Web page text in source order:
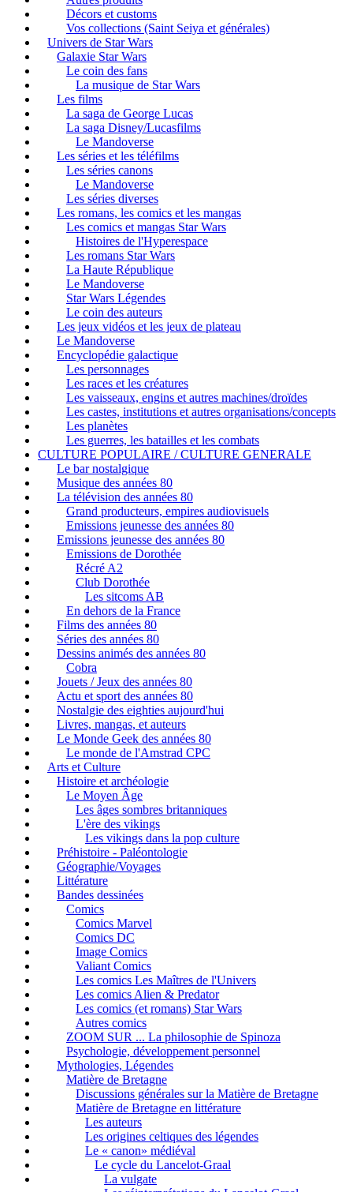
Décors et customs
Vos collections (Saint Seiya et générales)
Univers de Star Wars
Galaxie Star Wars
Le coin des fans
La musique de Star Wars
Les films
La saga de George Lucas
La saga Disney/Lucasfilms
Le Mandoverse
Les séries et les téléfilms
Les séries canons
Le Mandoverse
Les séries diverses
Les romans, les comics et les mangas
Les comics et mangas Star Wars
Histoires de l'Hyperespace
Les romans Star Wars
La Haute République
Le Mandoverse
Star Wars Légendes
Le coin des auteurs
Les jeux vidéos et les jeux de plateau
Le Mandoverse
Encyclopédie galactique
Les personnages
Les races et les créatures
Les vaisseaux, engins et autres machines/droïdes
Les castes, institutions et autres organisations/concepts
Les planètes
Les guerres, les batailles et les combats
CULTURE POPULAIRE / CULTURE GENERALE
Le bar nostalgique
Musique des années 80
La télévision des années 80
Grand producteurs, empires audiovisuels
Emissions jeunesse des années 80
Emissions jeunesse des années 80
Emissions de Dorothée
Récré A2
Club Dorothée
Les sitcoms AB
En dehors de la France
Films des années 80
Séries des années 80
Dessins animés des années 80
Cobra
Jouets / Jeux des années 80
Actu et sport des années 80
Nostalgie des eighties aujourd'hui
Livres, mangas, et auteurs
Le Monde Geek des années 80
Le monde de l'Amstrad CPC
Arts et Culture
Histoire et archéologie
Le Moyen Âge
Les âges sombres britanniques
L'ère des vikings
Les vikings dans la pop culture
Préhistoire - Paléontologie
Géographie/Voyages
Littérature
Bandes dessinées
Comics
Comics Marvel
Comics DC
Image Comics
Valiant Comics
Les comics Les Maîtres de l'Univers
Les comics Alien & Predator
Les comics (et romans) Star Wars
Autres comics
ZOOM SUR ... La philosophie de Spinoza
Psychologie, développement personnel
Mythologies, Légendes
Matière de Bretagne
Discussions générales sur la Matière de Bretagne
Matière de Bretagne en littérature
Les auteurs
Les origines celtiques des légendes
Le « canon» médiéval
Le cycle du Lancelot-Graal
La vulgate